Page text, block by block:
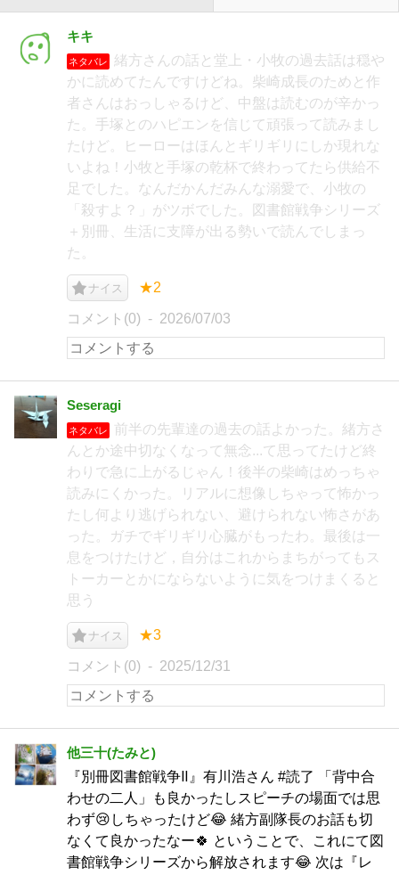
キキ
ネタバレ
緒方さんの話と堂上・小牧の過去話は穏や
かに読めてたんですけどね。柴崎成長のためと作
者さんはおっしゃるけど、中盤は読むのが辛かっ
た。手塚とのハピエンを信じて頑張って読みまし
たけど。ヒーローはほんとギリギリにしか現れな
いよね！小牧と手塚の乾杯で終わってたら供給不
足でした。なんだかんだみんな溺愛で、小牧の
「殺すよ？」がツボでした。図書館戦争シリーズ
＋別冊、生活に支障が出る勢いで読んでしまっ
た。
ナイス ★2
コメント(0) 2026/07/03
Seseragi
ネタバレ
前半の先輩達の過去の話よかった。緒方さ
んとか途中切なくなって無念...て思ってたけど終
わりで急に上がるじゃん！後半の柴崎はめっちゃ
読みにくかった。リアルに想像しちゃって怖かっ
たし何より逃げられない、避けられない怖さがあ
った。ガチでギリギリ心臓がもったわ。最後は一
息をつけたけど，自分はこれからまちがってもス
トーカーとかにならないように気をつけまくると
思う
ナイス ★3
コメント(0) 2025/12/31
他三十(たみと)
『別冊図書館戦争Ⅱ』有川浩さん #読了 「背中合
わせの二人」も良かったしスピーチの場面では思
わず😢しちゃったけど😂 緒方副隊長のお話も切
なくて良かったなー🍀 ということで、これにて図
書館戦争シリーズから解放されます😂 次は『レ